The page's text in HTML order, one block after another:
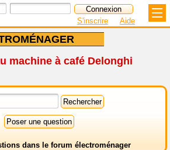
S'inscrire Aide
machine à café Delonghi
dans le forum électroménager